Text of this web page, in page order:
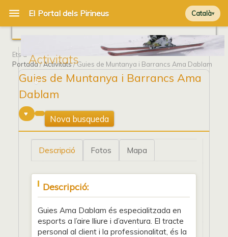
Català
Activitats
Ets a
Portada/Activitats/ Guies de Muntanya i Barrancs Ama Dablam
Guies de Muntanya i Barrancs Ama
Dablam
0
Nova busqueda
Descripció Fotos Mapa
Descripció:
Guies Ama Dablam és especialitzada en
esports a l’aire lliure i d’aventura. El tracte
personal al client i la professionalitat, és la